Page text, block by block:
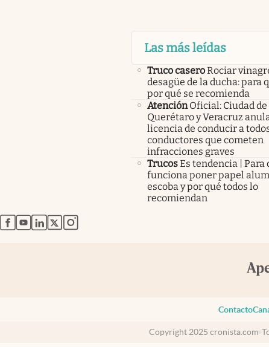
Las más leídas
Truco caseroRociar
desagüe de la ducha: para
por qué se recomienda
Atención Oficial: Ciudad
Querétaro y Veracruz
licencia de conducir a
conductores que cometen
infracciones graves
TrucosEs tendencia | Para
funciona poner papel
escoba y por qué todos lo
recomiendan
abre en nueva pestaña
abre en nueva pestaña
abre en nueva pestaña
abre en nueva pestaña
abre en nueva pestaña
Contacto
Copyright 2025 cronista.com